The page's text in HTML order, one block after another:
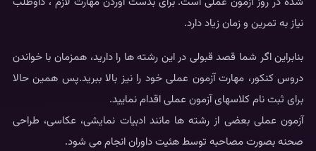
نیاز به تمرین و زمان زیاد دارد.
بنابراین اگر شما قصد قبولی در این رشته ها را دارید، همزمان با خواندن
دروس کنکور، مهارت آزمون عملی خود را نیز بالا ببرید.پس همین حالا
برای ثبت نام کلاسهای آزمون عملی اقدام نمایید.
آزمون عملی بعضی از رشته ها مانند ادبیات نمایشی، عکاسی، طراحی
صحنه بصورت مصاحبه توسط هئیت داوران انجام می شود.